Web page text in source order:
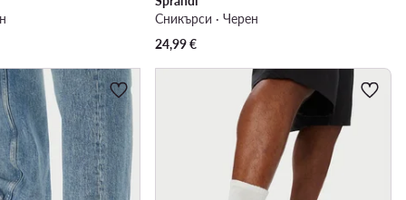
Сникърси · Черен
24,99€